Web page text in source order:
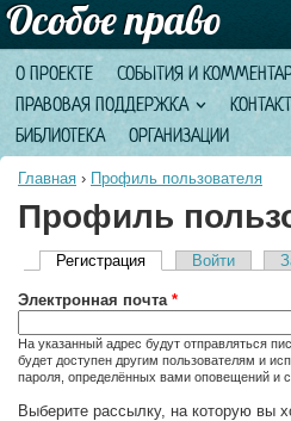
О ПРОЕКТЕ
СОБЫТИЯ И
ПРАВОВАЯ ПОДДЕРЖКА
БИБЛИОТЕКА
ОРГАНИЗАЦИИ
Главная › Профиль пользователя
Профиль
Главные вкладки
Регистрация (активная вкладка)
Войти
Электронная почта *
На указанный адрес будут отправляться
будет доступен другим пользователям и
пароля, определённых вами оповещений и
Выберите рассылку, на которую вы